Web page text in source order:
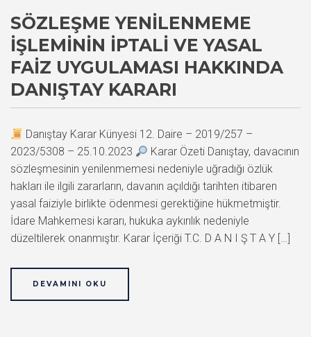
SÖZLEŞME YENILENMEME
İŞLEMININ İPTALI VE YASAL
FAIZ UYGULAMASI HAKKINDA
DANIŞTAY KARARI
Danıştay Karar Künyesi 12. Daire – 2019/257 –
2023/5308 – 25.10.2023
Karar Özeti Danıştay, davacının
sözleşmesinin yenilenmemesi nedeniyle uğradığı özlük
hakları ile ilgili zararların, davanın açıldığı tarihten itibaren
yasal faiziyle birlikte ödenmesi gerektiğine hükmetmiştir.
İdare Mahkemesi kararı, hukuka aykırılık nedeniyle
düzeltilerek onanmıştır. Karar İçeriği T.C. D A N I Ş T A Y […]
DEVAMINI OKU